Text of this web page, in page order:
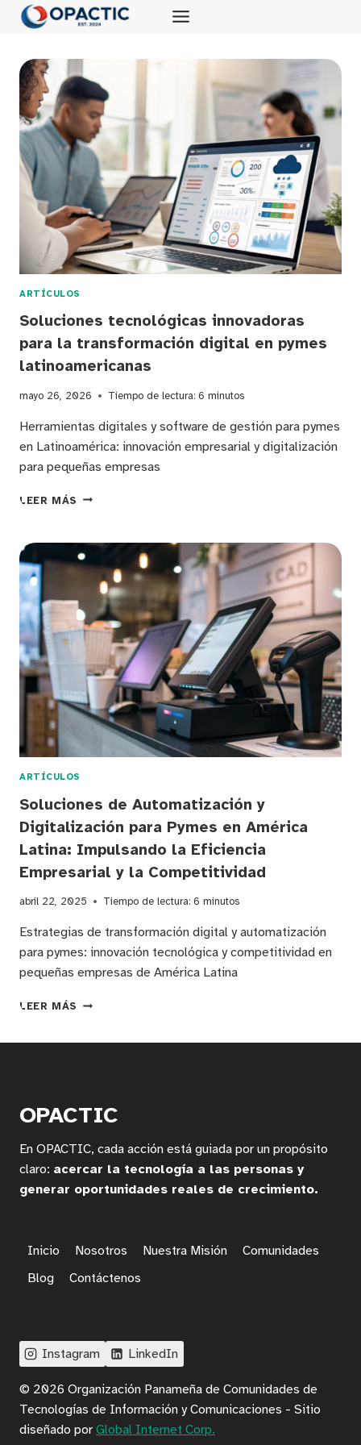
Saltar
ARTÍCULOS
Soluciones tecnológicas innovadoras
para la transformación digital en pymes
latinoamericanas
mayo 26, 2026 Tiempo de lectura: 6 minutos
Herramientas digitales y software de gestión para pymes
en Latinoamérica: innovación empresarial y digitalización
para pequeñas empresas
LEER MÁS SOLUCIONES
PARA
LA
TRANSFORMACIÓN
DIGITAL
EN
PYMES
LATINOAMERICANAS
ARTÍCULOS
Soluciones de Automatización y
Digitalización para Pymes en América
Latina: Impulsando la Eficiencia
Empresarial y la Competitividad
abril 22, 2025 Tiempo de lectura: 6 minutos
Estrategias de transformación digital y automatización
para pymes: innovación tecnológica y competitividad en
pequeñas empresas de América Latina
LEER MÁS SOLUCIONES
EN
LATINA:
IMPULSANDO
EFICIENCIA
LA
OPACTIC
En OPACTIC, cada acción está guiada por un propósito
claro: acercar la tecnología a las personas y
generar oportunidades reales de crecimiento.
Inicio Nosotros Nuestra Misión
Comunidades
Blog
Contáctenos
Instagram LinkedIn
© 2026 Organización Panameña de Comunidades de
Tecnologías de Información y Comunicaciones - Sitio
diseñado por Global Internet Corp.